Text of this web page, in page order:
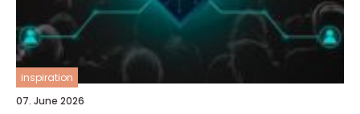
inspiration
07. June 2026